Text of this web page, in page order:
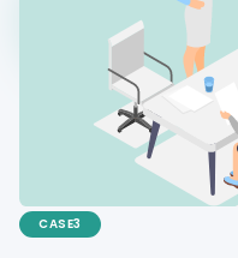
CASE